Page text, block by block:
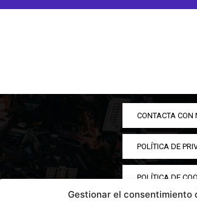
Gestionar el consentimiento
CONTACTA CON
POLÍTICA DE
POLÍTICA DE